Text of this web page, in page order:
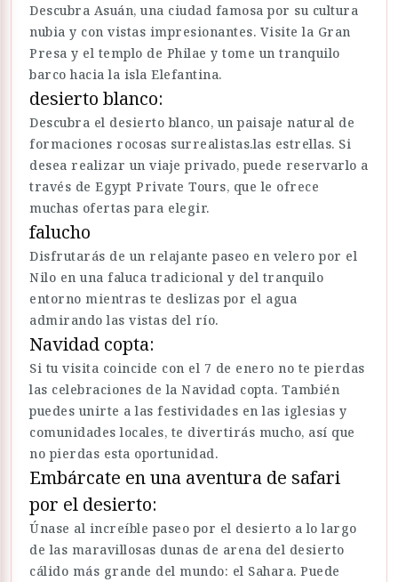
Descubra Asuán, una ciudad famosa por su cultura
nubia y con vistas impresionantes. Visite la Gran
Presa y el templo de Philae y tome un tranquilo
barco hacia la isla Elefantina.
desierto blanco:
Descubra el desierto blanco, un paisaje natural de
formaciones rocosas surrealistas.las estrellas. Si
desea realizar un viaje privado, puede reservarlo a
través de Egypt Private Tours, que le ofrece
muchas ofertas para elegir.
falucho
Disfrutarás de un relajante paseo en velero por el
Nilo en una faluca tradicional y del tranquilo
entorno mientras te deslizas por el agua
admirando las vistas del río.
Navidad copta:
Si tu visita coincide con el 7 de enero no te pierdas
las celebraciones de la Navidad copta. También
puedes unirte a las festividades en las iglesias y
comunidades locales, te divertirás mucho, así que
no pierdas esta oportunidad.
Embárcate en una aventura de safari
por el desierto:
Únase al increíble paseo por el desierto a lo largo
de las maravillosas dunas de arena del desierto
cálido más grande del mundo: el Sahara. Puede